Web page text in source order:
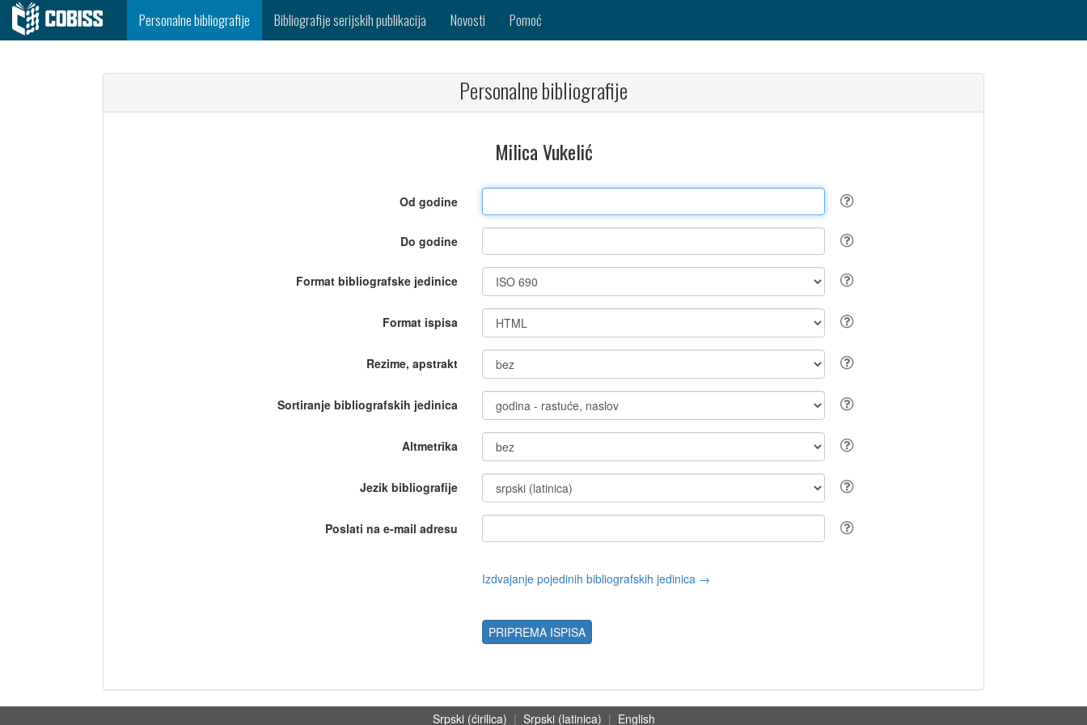
Personalne bibliografije Bibliografije serijskih publikacija Novosti Pomoć
Personalne bibliografije
Milica Vukelić
Od godine
Do godine
Format bibliografske jedinice
Format ispisa
Rezime, apstrakt
Sortiranje bibliografskih jedinica
Altmetrika
Jezik bibliografije
Poslati na e-mail adresu
Izdvajanje pojedinih bibliografskih jedinica →
PRIPREMA ISPISA
Srpski (ćirilica) | Srpski (latinica) | English